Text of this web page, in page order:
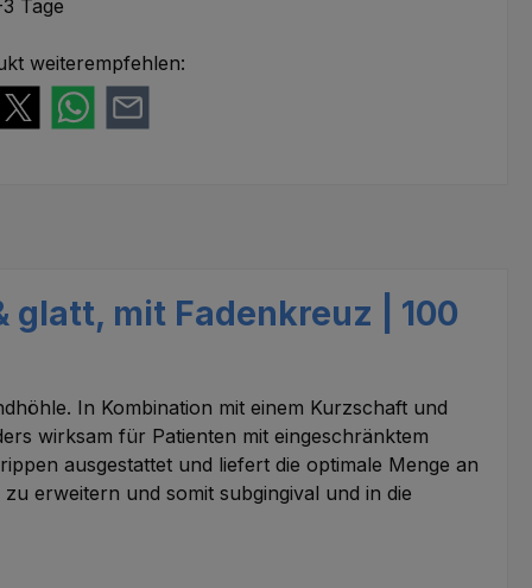
Tage
weiterempfehlen:
mit Fadenkreuz | 100
In Kombination mit einem Kurzschaft und
wirksam für Patienten mit eingeschränktem
ausgestattet und liefert die optimale Menge an
erweitern und somit subgingival und in die